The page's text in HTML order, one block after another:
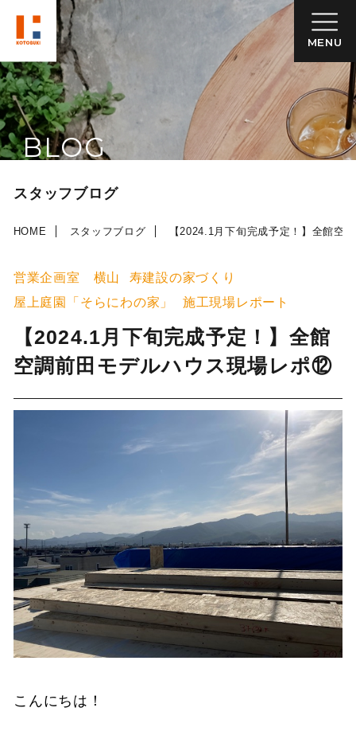
MENU
BLOG
スタッフブログ
HOME スタッフブログ 【2024.1月下旬完成予定！】全館空
営業企画室 横山
寿建設の家づくり
屋上庭園「そらにわの家」
施工現場レポート
【2024.1月下旬完成予定！】全館
空調前田モデルハウス現場レポ⑫
こんにちは！